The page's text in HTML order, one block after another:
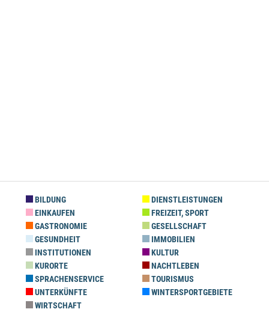
BILDUNG
DIENSTLEISTUNGEN
EINKAUFEN
FREIZEIT, SPORT
GASTRONOMIE
GESELLSCHAFT
GESUNDHEIT
IMMOBILIEN
INSTITUTIONEN
KULTUR
KURORTE
NACHTLEBEN
SPRACHENSERVICE
TOURISMUS
UNTERKÜNFTE
WINTERSPORTGEBIETE
WIRTSCHAFT